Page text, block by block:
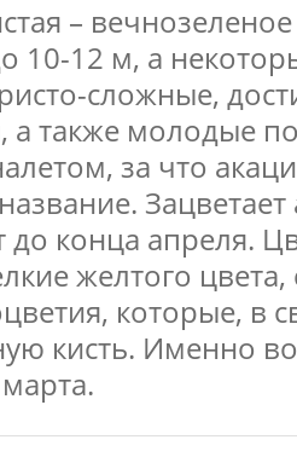
–
10-12 м, а
сложные,
а также молодые
за что
до конца апреля.
желтого
которые, в
кисть. Именно